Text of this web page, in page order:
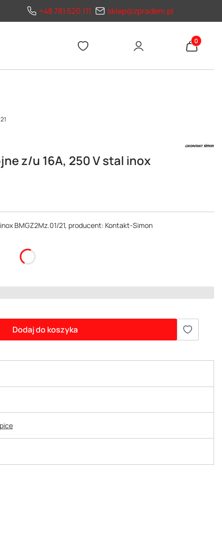
+48 781 520 111 sklep@zpradem.pl
Produkty
z/u 16A, 250 V stal inox
BMGZ2Mz.01/21, producent: Kontakt-Simon
Dodaj do koszyka